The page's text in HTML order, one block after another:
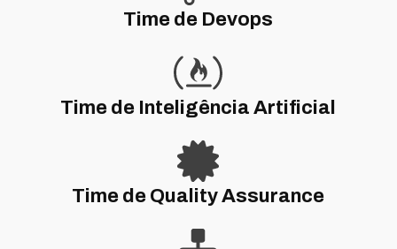
Time de Devops
Time de Inteligência Artificial
Time de Quality Assurance